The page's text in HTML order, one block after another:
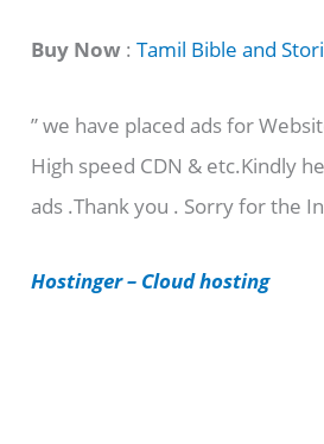
t
g
o
r
e
Buy Now :Tamil Bible and
” we have placed ads for
High speed CDN & etc.Kindly
ads .Thank you . Sorry for the
Hostinger – Cloud hosting